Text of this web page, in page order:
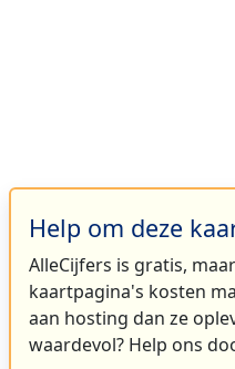
Help om deze
AlleCijfers is gratis,
kaartpagina's kosten
aan hosting dan ze
waardevol? Help ons